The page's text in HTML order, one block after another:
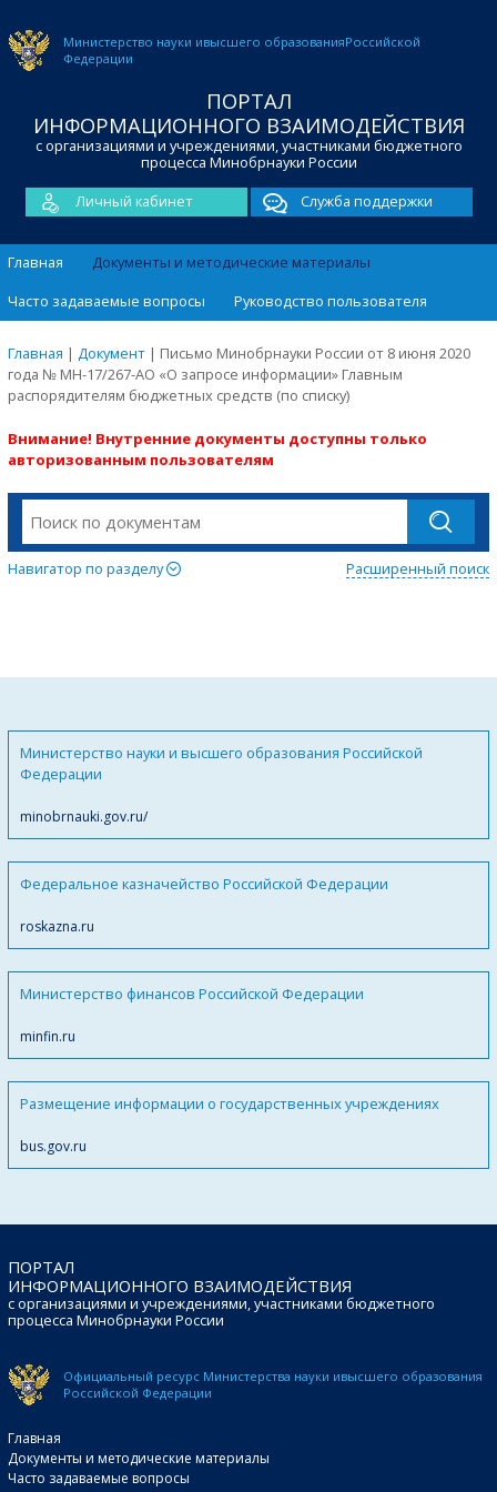
Министерство науки ивысшего образованияРоссийской
Федерации
ПОРТАЛ
ИНФОРМАЦИОННОГО ВЗАИМОДЕЙСТВИЯ
с организациями и учреждениями, участниками бюджетного
процесса Минобрнауки России
Личный кабинет
Служба поддержки
Главная
Документы и методические материалы
Часто задаваемые вопросы
Руководство пользователя
Главная | Документ | Письмо Минобрнауки России от 8 июня 2020
года № МН-17/267-АО «О запросе информации» Главным
распорядителям бюджетных средств (по списку)
Внимание! Внутренние документы доступны только
авторизованным пользователям
Навигатор по разделу Расширенный поиск
Министерство науки и высшего образования Российской
Федерации
minobrnauki.gov.ru/
Федеральное казначейство Российской Федерации
roskazna.ru
Министерство финансов Российской Федерации
minfin.ru
Размещение информации о государственных учреждениях
bus.gov.ru
ПОРТАЛ
ИНФОРМАЦИОННОГО ВЗАИМОДЕЙСТВИЯ
с организациями и учреждениями, участниками бюджетного
процесса Минобрнауки России
Официальный ресурс Министерства науки ивысшего образования
Российской Федерации
Главная
Документы и методические материалы
Часто задаваемые вопросы